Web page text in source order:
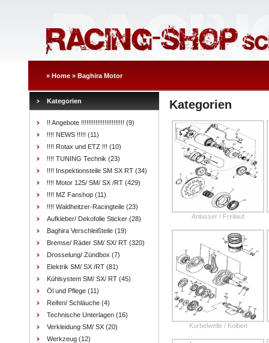
» Home » Baghira Motor
Kategorien
!! Angebote !!!!!!!!!!!!!!!!!!!!!!!! (9)
!!!! NEWS !!!!! (11)
!!!! Rotax und ETZ !!! (10)
!!!! TUNING Technik (23)
!!!! Inspektionsteile SM SX RT (34)
!!!! Motor 125/ SM/ SX /RT (429)
!!!! MZ Fanshop (11)
!!!! Waldheitzer-Racingteile (23)
Aufkleber/ Dekofolie Sticker (28)
Baghira Verschleißteile (19)
Bremse/ Räder SM/ SX/ RT (320)
Drosselung/ Zündbox (7)
Elektrik SM/ SX /RT (81)
Kühlsystem SM/ SX/ RT (45)
Öl und Pflege (11)
Reifen/ Schläuche (4)
Technische Unterlagen (16)
Verkleidung SM/ SX (20)
Werkzeug (12)
Kategorien
Anlasser / Freilauf
Kurbelwelle / Kolben